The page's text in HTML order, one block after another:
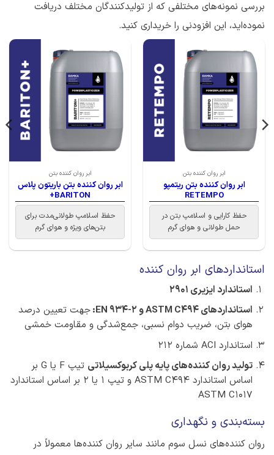
بررسی نمونه‌های مختلفی که از تولیدکنندگان مختلف دریافت
نموده‌اید، این افزودنی را خریداری کنید.
ابر روان کننده بتن
ابر روان کننده بتن ریتمپو
RETEMPO
حفظ کارایی و اسلامپ بتن در
حمل طولانی و هوای گرم
ابر روان کننده بتن
ابر روان کننده بتن باریتون پلاس
BARITON+
حفظ اسلامپ طولانی‌مدت برای
بتن‌های ویژه و هوای گرم
استانداردهای ابر روان کننده‌
استاندارد ایزیری 2901
استانداردهایASTM C494 و EN 934-2: جهت تعیین درصد
هوای بتن، ضریب دوام نسبی، جمع‌شدگی و مقاومت خمشی
استاندارد ACI شماره 212
تولید روان کننده‌های پایه پلی کربوکسیلاتی
تیپ F یا G بر
اساس استاندارد ASTM C494 و تیپ 1 یا 2 بر اساس استاندارد
ASTM C1017
بسته‌بندی و نگهداری
روان کننده‌های نسل سوم مانند سایر روان کننده‌ها معمولاً در